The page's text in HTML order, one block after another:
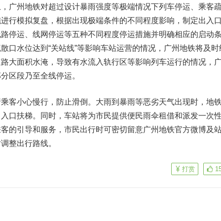
广州地铁对超过设计暴雨强度等极端情况下列车停运、乘客
行模拟复盘，根据出现极端条件的不同程度影响，制定出入
停运、线网停运等五种不同程度停运措施并明确相应的启动
口水位达到“关站线”等影响车站运营的情况，广州地铁将及时
大面积水淹，导致有水流入轨行区等影响列车运行的情况，
区段乃至全线停运。
客小心慢行，防止滑倒。大雨到暴雨等恶劣天气出现时，地
口扶梯。同时，车站将为市民提供便民雨伞租借和派发一次
的引导和服务，市民出行时可密切留意广州地铁官方微博及
整出行路线。
打赏